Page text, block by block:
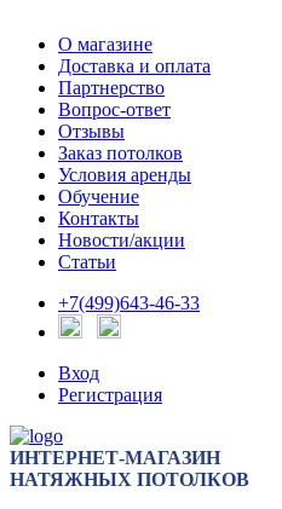
О магазине
Доставка и оплата
Партнерство
Вопрос-ответ
Отзывы
Заказ потолков
Условия аренды
Обучение
Контакты
Новости/акции
Статьи
+7(499)643-46-33
Вход
Регистрация
ИНТЕРНЕТ-МАГАЗИН
НАТЯЖНЫХ ПОТОЛКОВ